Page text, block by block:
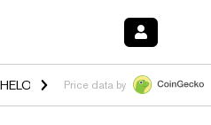
$1.035 0.20% HYPE $55.66
Price data by